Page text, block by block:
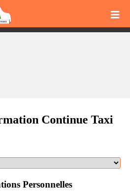
Continue Taxi
Personnelles